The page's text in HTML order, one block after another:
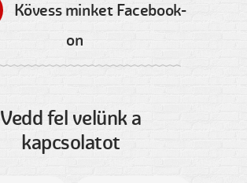
Kövess minket Facebook-
on
Vedd fel velünk a
kapcsolatot